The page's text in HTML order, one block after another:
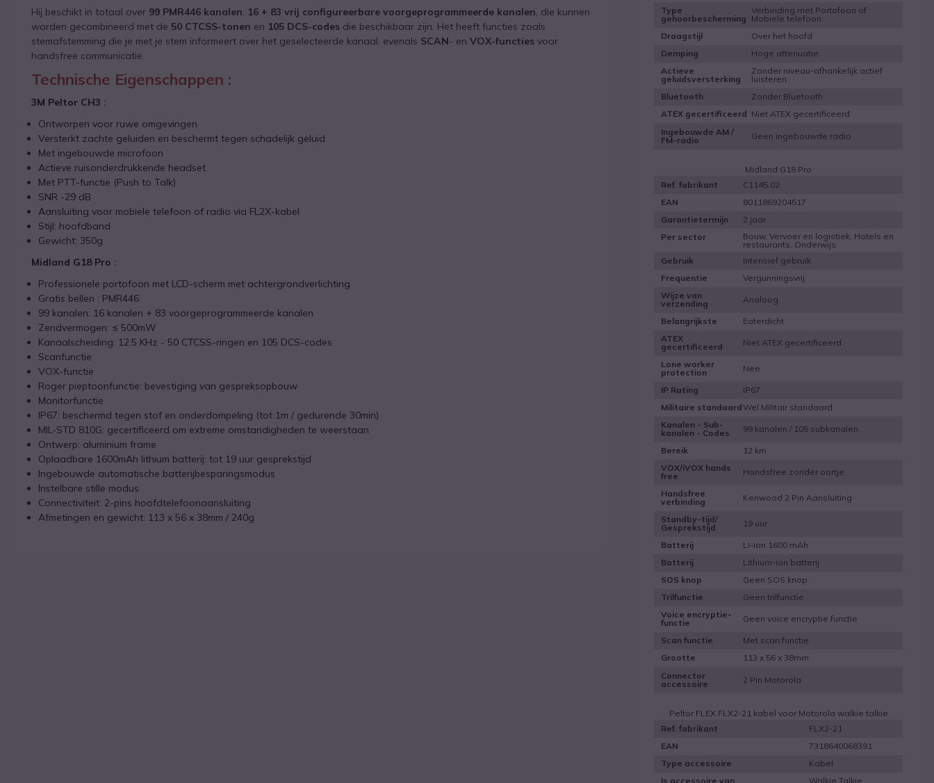
Hij beschikt in totaal over 99 PMR446 kanalen: 16 + 83 vrij configureerbare voorgeprogrammeerde kanalen , die kunnen
worden gecombineerd met de 50 CTCSS-tonen en 105 DCS-codes die beschikbaar zijn. Het heeft functies zoals
stemafstemming die je met je stem informeert over het geselecteerde kanaal, evenals SCAN- en VOX-functies voor
handsfree communicatie.
Technische Eigenschappen :
3M Peltor CH3 :
Ontworpen voor ruwe omgevingen
Versterkt zachte geluiden en beschermt tegen schadelijk geluid
Met ingebouwde microfoon
Actieve ruisonderdrukkende headset
Met PTT-functie (Push to Talk)
SNR -29 dB
Aansluiting voor mobiele telefoon of radio via FL2X-kabel
Stijl: hoofdband
Gewicht: 350g
Midland G18 Pro :
Professionele portofoon met LCD-scherm met achtergrondverlichting
Gratis bellen : PMR446
99 kanalen: 16 kanalen + 83 voorgeprogrammeerde kanalen
Zendvermogen: ≤ 500mW
Kanaalscheiding: 12.5 KHz - 50 CTCSS-ringen en 105 DCS-codes
Scanfunctie
VOX-functie
Roger pieptoonfunctie: bevestiging van gespreksopbouw
Monitorfunctie
IP67: beschermd tegen stof en onderdompeling (tot 1m / gedurende 30min)
MIL-STD 810G: gecertificeerd om extreme omstandigheden te weerstaan
Ontwerp: aluminium frame
Oplaadbare 1600mAh lithium batterij: tot 19 uur gesprekstijd
Ingebouwde automatische batterijbesparingsmodus
Instelbare stille modus
Connectiviteit: 2-pins hoofdtelefoonaansluiting
Afmetingen en gewicht: 113 x 56 x 38mm / 240g
Type
gehoorbescherming
Verbinding met Portofoon of
Mobiele telefoon
Draagstijl
Over het hoofd
Demping
Hoge attenuatie
Actieve
geluidsversterking
Zonder niveau-afhankelijk actief
luisteren
Bluetooth
Zonder Bluetooth
ATEX gecertificeerd Niet ATEX gecertificeerd
Ingebouwde AM /
FM-radio
Geen ingebouwde radio
Midland G18 Pro
Ref. fabrikant
C1145.02
EAN
8011869204517
Garantietermijn
2 jaar
Per sector
Bouw, Vervoer en logistiek, Hotels en
restaurants, Onderwijs
Gebruik
Intensief gebruik
Frequentie
Vergunningsvrij
Wijze van
verzending
Analoog
Belangrijkste
Eaterdicht
ATEX
gecertificeerd
Niet ATEX gecertificeerd
Lone worker
protection
Nee
IP Rating
IP67
Militaire standaardWel Militair standaard
Kanalen - Sub-
kanalen - Codes
99 kanalen / 105 subkanalen
Bereik
12 km
VOX/iVOX hands
free
Handsfree zonder oortje
Handsfree
verbinding
Kenwood 2 Pin Aansluiting
Standby-tijd/
Gesprekstijd
19 uur
Batterij
Li-ion 1600 mAh
Batterij
Lithium-ion batterij
SOS knop
Geen SOS knop
Trilfunctie
Geen trilfunctie
Voice encryptie-
functie
Geen voice encryptie functie
Scan functie
Met scan functie
Grootte
113 x 56 x 38mm
Connector
accessoire
2 Pin Motorola
Peltor FLEX FLX2-21 kabel voor Motorola walkie talkie
Ref. fabrikant
FLX2-21
EAN
7318640068391
Type accessoire
Kabel
Is accessoire van
Walkie Talkie